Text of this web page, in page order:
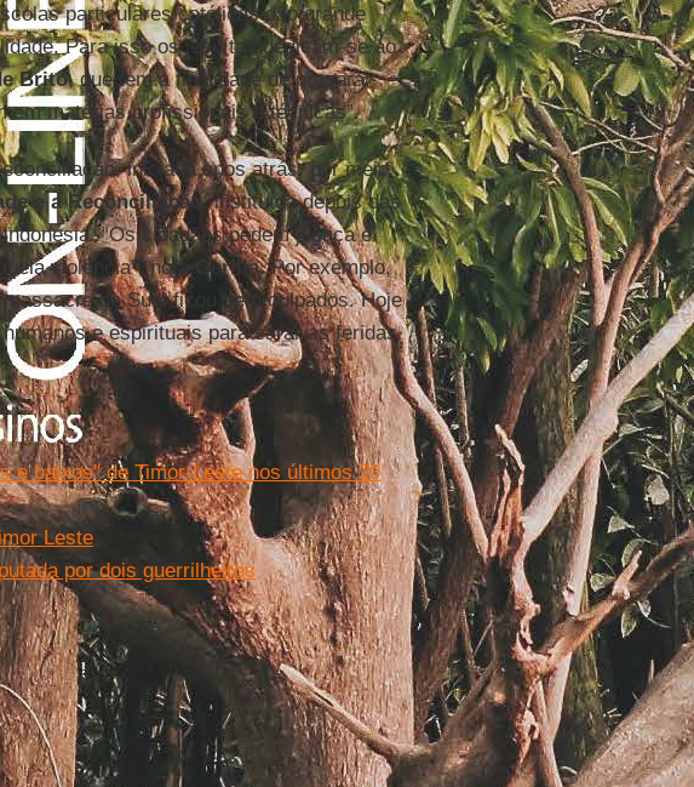
particulares católicas dão grande
Para isso os jesuítas dedicam-se ao
Brito, que tem a finalidade de preparar
em matérias profissionais e técnicas”.
iniciada anos atrás, por meio
e a Reconciliação, instituída depois das
“Os cidadãos pedem justiça e
violência”, nota
Gerilla. Por exemplo,
de Suai ficou sem culpados. Hoje
e espirituais para sarar as feridas
e baixos" de Timor-Leste nos últimos 20
Leste
por dois guerrilheiros